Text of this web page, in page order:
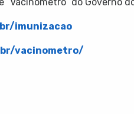
do Governo
imunizacao
vacinometro/